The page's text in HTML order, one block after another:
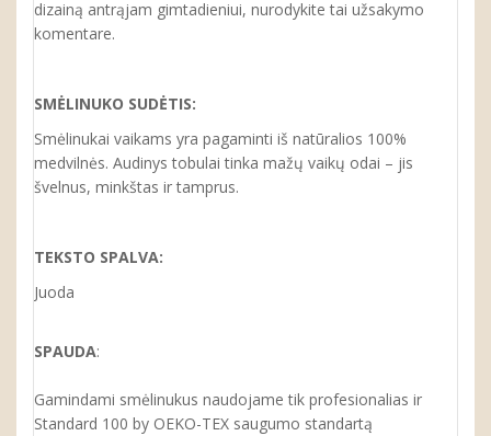
dizainą antrąjam gimtadieniui, nurodykite tai užsakymo
komentare.
SMĖLINUKO SUDĖTIS:
Smėlinukai vaikams yra pagaminti iš natūralios 100%
medvilnės. Audinys tobulai tinka mažų vaikų odai – jis
švelnus, minkštas ir tamprus.
TEKSTO SPALVA:
Juoda
SPAUDA:
Gamindami smėlinukus naudojame tik profesionalias ir
Standard 100 by OEKO-TEX saugumo standartą